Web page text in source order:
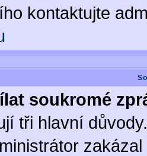
kontaktujte
soukromé
tři hlavní